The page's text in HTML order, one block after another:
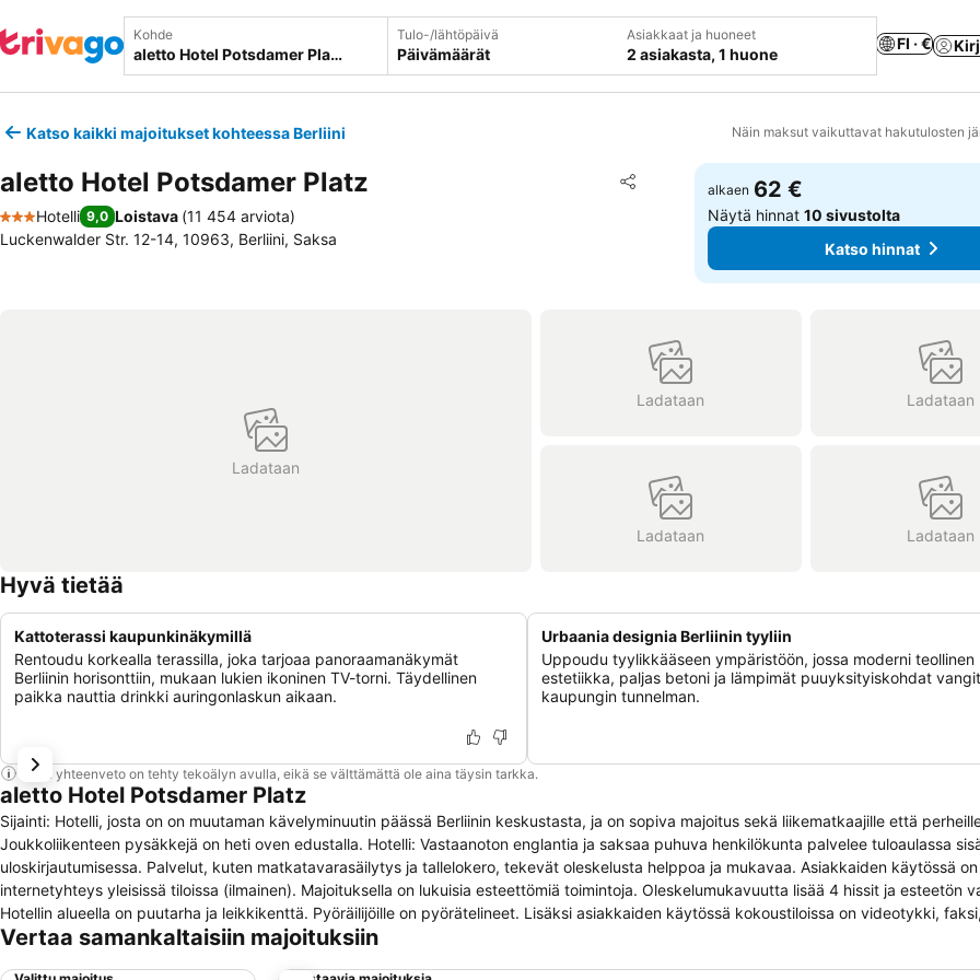
Kohde Tulo-/lähtöpäivä
Päivämäärät
Asiakkaat ja huoneet
2 asiakasta, 1 huone
FI · €
Katso kaikki majoitukset kohteessa Berliini Näin maksut vaikuttavat hakutulosten
aletto Hotel Potsdamer Platz Jaa
Lisää suosikkeihin
3 Tähtiluokitus
Hotelli 9,0 Loistava (11 454 arviota)
Luckenwalder Str. 12-14, 10963, Berliini, Saksa
alkaen 62 €
Näytä hinnat10 sivustolta
Katso hinnat
Ladataan
Ladataan Ladataan
Ladataan Ladataan
Hyvä tietää
Kattoterassi kaupunkinäkymillä
Rentoudu korkealla terassilla, joka tarjoaa panoraamanäkymät
Berliinin horisonttiin, mukaan lukien ikoninen TV-torni. Täydellinen
paikka nauttia drinkki auringonlaskun aikaan.
Urbaania designia Berliinin tyyliin
Uppoudu tyylikkääseen ympäristöön, jossa moderni teollinen
estetiikka, paljas betoni ja lämpimät puuyksityiskohdat
kaupungin tunnelman.
Tämä yhteenveto on tehty tekoälyn avulla, eikä se välttämättä ole aina täysin tarkka.
aletto Hotel Potsdamer Platz
Sijainti: Hotelli, josta on on muutaman kävelyminuutin päässä Berliinin keskustasta, ja on sopiva majoitus sekä liikematkaajille että
Joukkoliikenteen pysäkkejä on heti oven edustalla. Hotelli: Vastaanoton englantia ja saksaa puhuva henkilökunta palvelee tuloaulassa
uloskirjautumisessa. Palvelut, kuten matkatavarasäilytys ja tallelokero, tekevät oleskelusta helppoa ja mukavaa. Asiakkaiden käytössä
internetyhteys yleisissä tiloissa (ilmainen). Majoituksella on lukuisia esteettömiä toimintoja. Oleskelumukavuutta lisää 4 hissit ja esteetön
Hotellin alueella on puutarha ja leikkikenttä. Pyöräilijöille on pyörätelineet. Lisäksi asiakkaiden käytössä kokoustiloissa on videotykki,
fläppitaulu/kynät ja kopiokone. Kokoushuone sopii konferenssien, esitelmien ja kokousten pitoon. Huonevarustus: Sopivan sisäilman
Vertaa samankaltaisiin majoituksiin